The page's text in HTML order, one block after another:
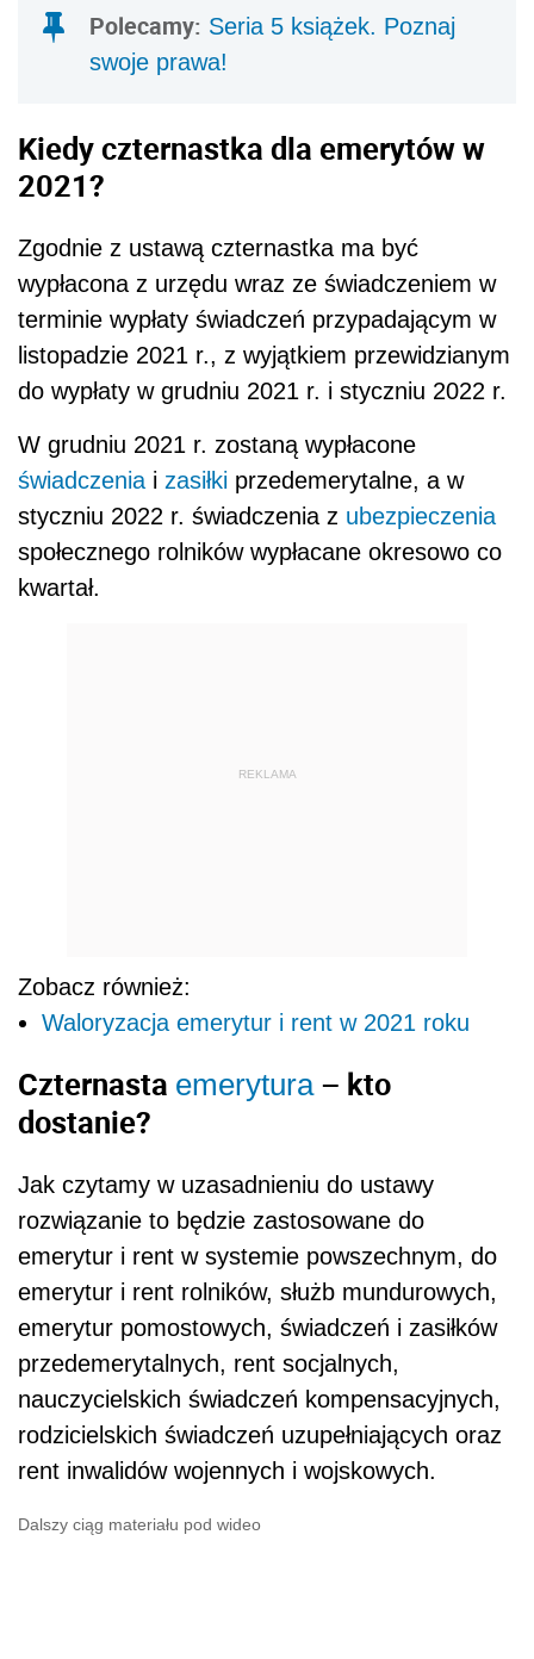
Polecamy: Seria 5 książek. Poznaj
swoje prawa!
Kiedy czternastka dla emerytów w
2021?
Zgodnie z ustawą czternastka ma być
wypłacona z urzędu wraz ze świadczeniem w
terminie wypłaty świadczeń przypadającym w
listopadzie 2021 r., z wyjątkiem przewidzianym
do wypłaty w grudniu 2021 r. i styczniu 2022 r.
W grudniu 2021 r. zostaną wypłacone
świadczenia i zasiłki przedemerytalne, a w
styczniu 2022 r. świadczenia z ubezpieczenia
społecznego rolników wypłacane okresowo co
kwartał.
REKLAMA
Zobacz również:
Waloryzacja emerytur i rent w 2021 roku
Czternasta emerytura– kto
dostanie?
Jak czytamy w uzasadnieniu do ustawy
rozwiązanie to będzie zastosowane do
emerytur i rent w systemie powszechnym, do
emerytur i rent rolników, służb mundurowych,
emerytur pomostowych, świadczeń i zasiłków
przedemerytalnych, rent socjalnych,
nauczycielskich świadczeń kompensacyjnych,
rodzicielskich świadczeń uzupełniających oraz
rent inwalidów wojennych i wojskowych.
Dalszy ciąg materiału pod wideo